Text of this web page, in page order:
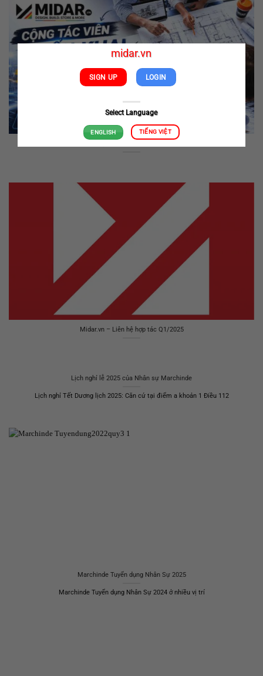
midar.vn
SIGN UP LOGIN
Select Language
ENGLISH TIẾNG VIỆT
Midar.vn – Liên hệ hợp tác Q1/2025
Lịch nghỉ lễ 2025 của Nhân sự Marchinde
Lịch nghỉ Tết Dương lịch 2025: Căn cứ tại điểm a khoản 1 Điều 112
Marchinde Tuyển dụng Nhân Sự 2025
Marchinde Tuyển dụng Nhân Sự 2024 ở nhiều vị trí